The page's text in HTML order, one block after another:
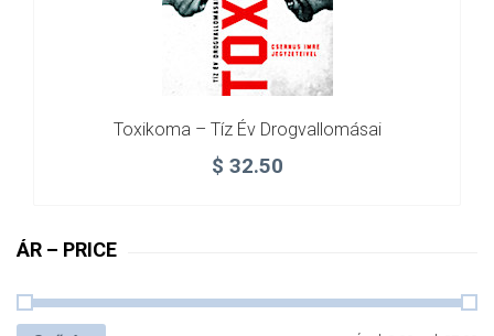
Toxikoma – Tíz Év Drogvallomásai
$ 32.50
ÁR – PRICE